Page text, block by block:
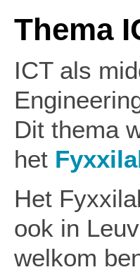
Thema
ICT als
Dit thema
het
Het
ook in
welkom